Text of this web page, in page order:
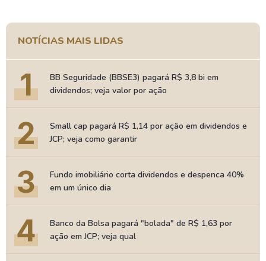
NOTÍCIAS MAIS LIDAS
1
BB Seguridade (BBSE3) pagará R$ 3,8 bi em
dividendos; veja valor por ação
2
Small cap pagará R$ 1,14 por ação em dividendos e
JCP; veja como garantir
3
Fundo imobiliário corta dividendos e despenca 40%
em um único dia
4
Banco da Bolsa pagará "bolada" de R$ 1,63 por
ação em JCP; veja qual